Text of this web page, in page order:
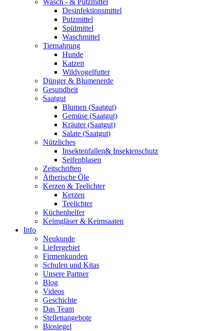
Wasch - & Putzmittel
Desinfektionsmittel
Putzmittel
Spülmittel
Waschmittel
Tiernahrung
Hunde
Katzen
Wildvogelfutter
Dünger & Blumenerde
Gesundheit
Saatgut
Blumen (Saatgut)
Gemüse (Saatgut)
Kräuter (Saatgut)
Salate (Saatgut)
Nützliches
Insektenfallen& Insektenschutz
Seifenblasen
Zeitschriften
Ätherische Öle
Kerzen & Teelichter
Kerzen
Teelichter
Küchenhelfer
Keimgläser & Keimsaaten
Info
Neukunde
Liefergebiet
Firmenkunden
Schulen und Kitas
Unsere Partner
Blog
Videos
Geschichte
Das Team
Stellenangebote
Biosiegel